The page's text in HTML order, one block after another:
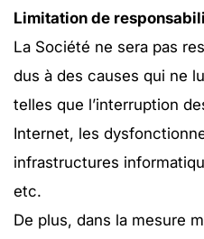
Limitation de
La Société ne sera pas
dus à des causes qui ne
telles que l’interruption
Internet, les
infrastructures
etc.
De plus, dans la mesure